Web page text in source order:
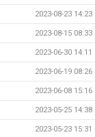
2023-08-23 14:23
2023-08-15 08:33
2023-06-30 14:11
2023-06-19 08:26
2023-06-08 15:16
2023-05-25 14:38
2023-05-23 15:31